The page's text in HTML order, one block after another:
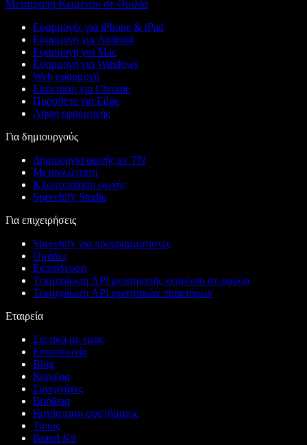
Μετατροπή Κειμένου σε Ομιλία
Εφαρμογές για iPhone & iPad
Εφαρμογή για Android
Εφαρμογή για Mac
Εφαρμογή για Windows
Web εφαρμογή
Επέκταση για Chrome
Πρόσθετο για Edge
Λήψη εφαρμογής
Για δημιουργούς
Δημιουργία φωνής με ΤΝ
Μεταγλώττιση
Κλωνοποίηση φωνής
Speechify Studio
Για επιχειρήσεις
Speechify για προγραμματιστές
Ομάδες
Εκπαίδευση
Τεκμηρίωση API μετατροπής κειμένου σε ομιλία
Τεκμηρίωση API φωνητικών πρακτόρων
Εταιρεία
Σχετικά με εμάς
Επικοινωνία
Blog
Καριέρα
Συνεργάτες
Βοήθεια
Κατάσταση συστήματος
Τύπος
Brand Kit